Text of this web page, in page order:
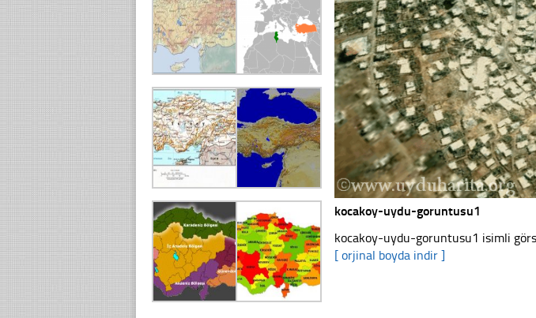
kocakoy-uydu-goruntusu1
kocakoy-uydu-goruntusu1 isimli
[ orjinal boyda indir ]